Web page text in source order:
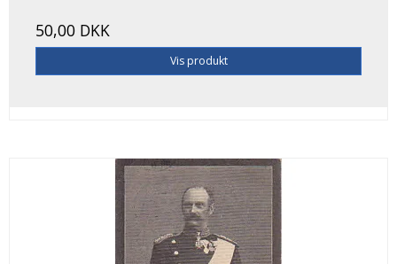
50,00 DKK
Vis produkt